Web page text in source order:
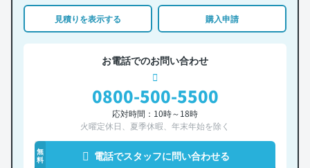
見積りを表示する 購入申請
お電話でのお問い合わせ
0800-500-5500
応対時間：10時～18時
火曜定休日、夏季休暇、年末年始を除く
無
料
電話でスタッフに問い合わせる